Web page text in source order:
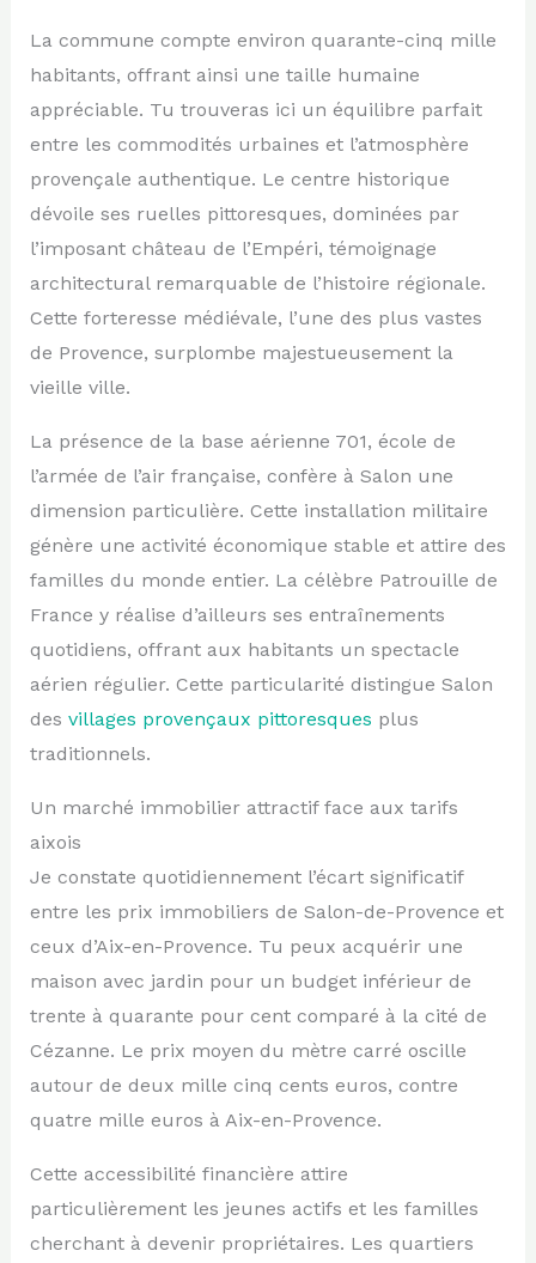
La commune compte environ quarante-cinq mille
habitants, offrant ainsi une taille humaine
appréciable. Tu trouveras ici un équilibre parfait
entre les commodités urbaines et l’atmosphère
provençale authentique. Le centre historique
dévoile ses ruelles pittoresques, dominées par
l’imposant château de l’Empéri, témoignage
architectural remarquable de l’histoire régionale.
Cette forteresse médiévale, l’une des plus vastes
de Provence, surplombe majestueusement la
vieille ville.
La présence de la base aérienne 701, école de
l’armée de l’air française, confère à Salon une
dimension particulière. Cette installation militaire
génère une activité économique stable et attire des
familles du monde entier. La célèbre Patrouille de
France y réalise d’ailleurs ses entraînements
quotidiens, offrant aux habitants un spectacle
aérien régulier. Cette particularité distingue Salon
des villages provençaux pittoresques plus
traditionnels.
Un marché immobilier attractif face aux tarifs
aixois
Je constate quotidiennement l’écart significatif
entre les prix immobiliers de Salon-de-Provence et
ceux d’Aix-en-Provence. Tu peux acquérir une
maison avec jardin pour un budget inférieur de
trente à quarante pour cent comparé à la cité de
Cézanne. Le prix moyen du mètre carré oscille
autour de deux mille cinq cents euros, contre
quatre mille euros à Aix-en-Provence.
Cette accessibilité financière attire
particulièrement les jeunes actifs et les familles
cherchant à devenir propriétaires. Les quartiers